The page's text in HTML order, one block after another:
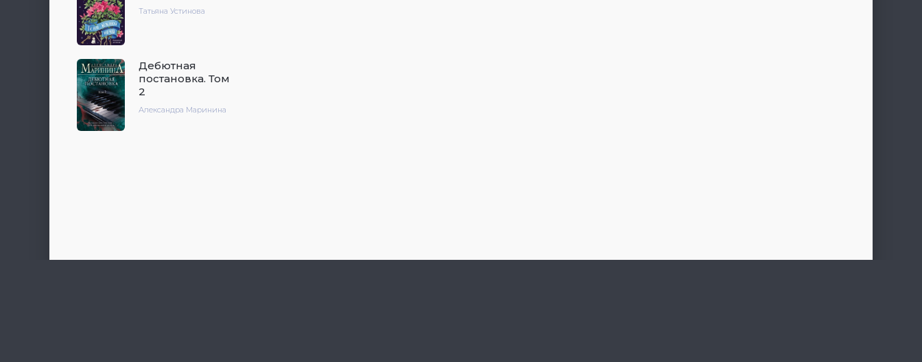
Татьяна Устинова
Дебютная
постановка. Том
2
Александра Маринина